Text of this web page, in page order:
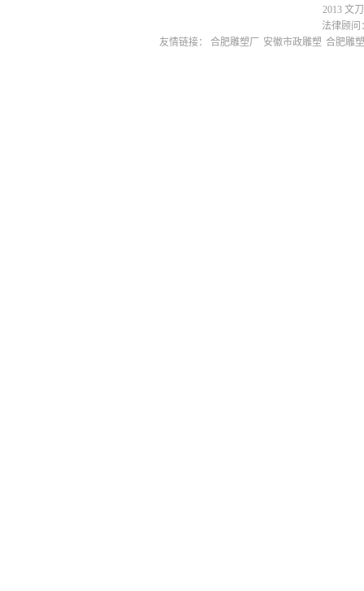
2013 文
法律顾问
友情链接： 合肥雕塑厂 安徽市政雕塑 合肥雕